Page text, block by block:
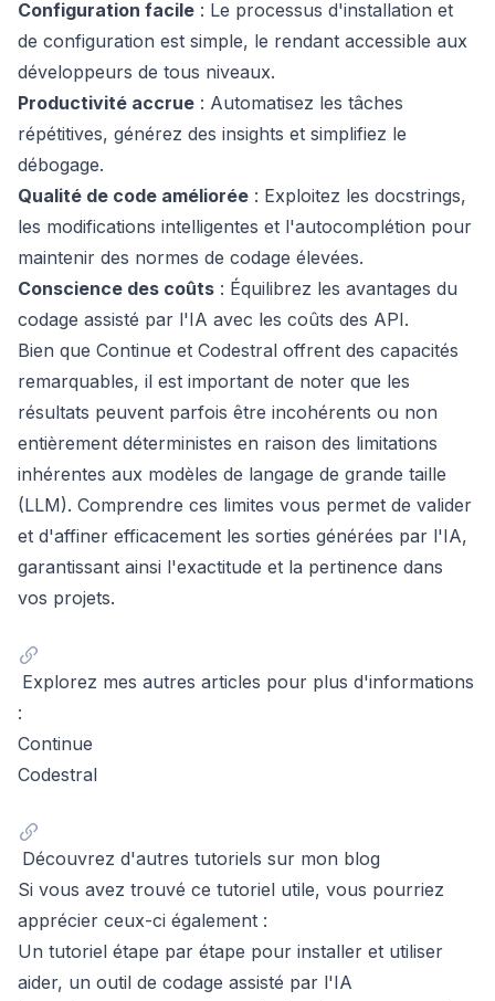
Configuration facile : Le processus d'installation et
de configuration est simple, le rendant accessible aux
développeurs de tous niveaux.
Productivité accrue : Automatisez les tâches
répétitives, générez des insights et simplifiez le
débogage.
Qualité de code améliorée : Exploitez les docstrings,
les modifications intelligentes et l'autocomplétion pour
maintenir des normes de codage élevées.
Conscience des coûts : Équilibrez les avantages du
codage assisté par l'IA avec les coûts des API.
Bien que Continue et Codestral offrent des capacités
remarquables, il est important de noter que les
résultats peuvent parfois être incohérents ou non
entièrement déterministes en raison des limitations
inhérentes aux modèles de langage de grande taille
(LLM). Comprendre ces limites vous permet de valider
et d'affiner efficacement les sorties générées par l'IA,
garantissant ainsi l'exactitude et la pertinence dans
vos projets.
Explorez mes autres articles pour plus d'informations
:
Continue
Codestral
Découvrez d'autres tutoriels sur mon blog
Si vous avez trouvé ce tutoriel utile, vous pourriez
apprécier ceux-ci également :
Un tutoriel étape par étape pour installer et utiliser
aider, un outil de codage assisté par l'IA